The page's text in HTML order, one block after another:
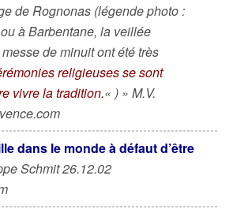
de Rognonas (légende photo :
à Barbentane, la veillée
de minuit ont été très
religieuses se sont
vivre la tradition.« ) » M.V.
dans le monde à défaut d’être
Schmit 26.12.02